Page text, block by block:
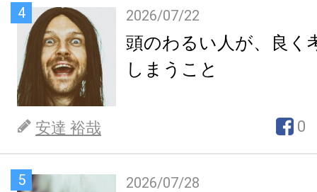
4 2026/07/22
頭のわるい人が、良く
しまうこと
安達 裕哉 0
5 2026/07/28